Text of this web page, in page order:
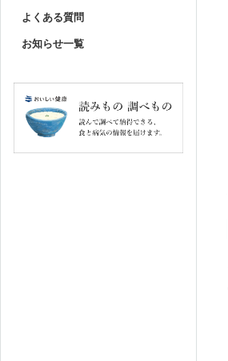
よくある質問
お知らせ一覧